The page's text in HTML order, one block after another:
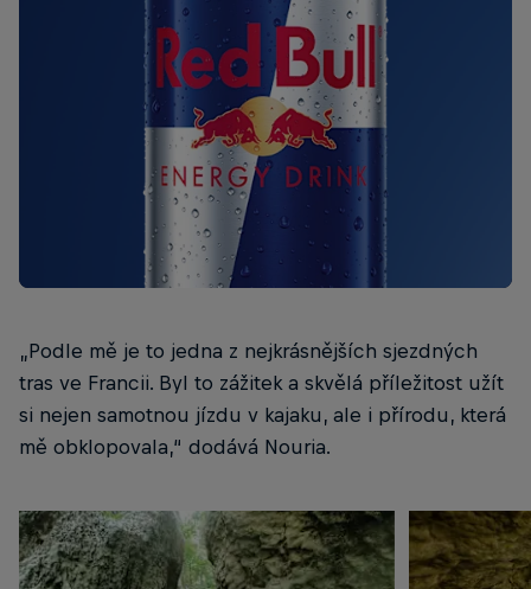
„Podle mě je to jedna z nejkrásnějších sjezdných
tras ve Francii. Byl to zážitek a skvělá příležitost užít
si nejen samotnou jízdu v kajaku, ale i přírodu, která
mě obklopovala,“ dodává Nouria.